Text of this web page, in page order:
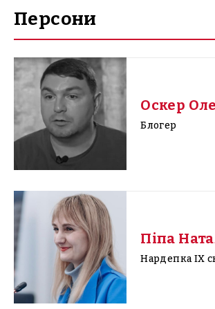
Персони
Оскер
Блогер
Піпа
Нардепка IX